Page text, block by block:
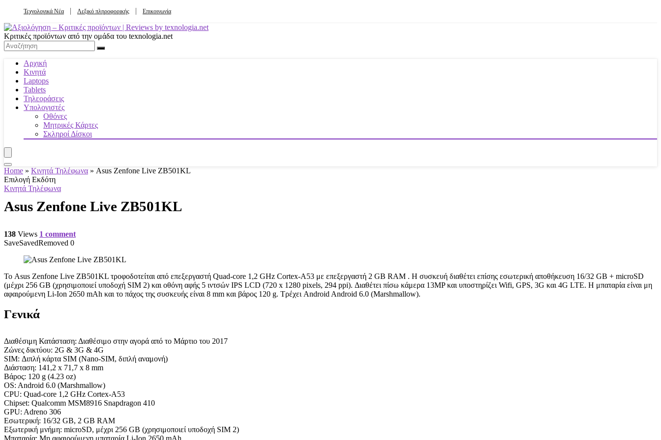
Τεχνολογικά Νέα Λεξικό πληροφορικής Επικοινωνία
Κριτικές προϊόντων από την ομάδα του texnologia.net
Αρχική
Κινητά
Laptops
Tablets
Τηλεοράσεις
Υπολογιστές
Οθόνες
Μητρικές Κάρτες
Σκληροί Δίσκοι
Home » Κινητά Τηλέφωνα » Asus Zenfone Live ZB501KL
Επιλογή Εκδότη
Κινητά Τηλέφωνα
Asus Zenfone Live ZB501KL
138 Views 1 comment
SaveSavedRemoved 0
Το Asus Zenfone Live ZB501KL τροφοδοτείται από επεξεργαστή Quad-core 1,2 GHz Cortex-A53 με επεξεργαστή 2 GB RAM . Η συσκευή διαθέτει επίσης εσωτερική αποθήκευση 16/32 GB + microSD
(μέχρι 256 GB (χρησιμοποιεί υποδοχή SIM 2) και οθόνη αφής 5 ιντσών IPS LCD (720 x 1280 pixels, 294 ppi). Διαθέτει πίσω κάμερα 13MP και υποστηρίζει Wifi, GPS, 3G και 4G LTE. Η μπαταρία είναι μη
αφαιρούμενη Li-Ion 2650 mAh και το πάχος της συσκευής είναι 8 mm και βάρος 120 g. Τρέχει Android Android 6.0 (Marshmallow).
Γενικά
Διαθέσιμη Κατάσταση: Διαθέσιμο στην αγορά από το Μάρτιο του 2017
Ζώνες δικτύου: 2G & 3G & 4G
SIM: Διπλή κάρτα SIM (Nano-SIM, διπλή αναμονή)
Διάσταση: 141,2 x 71,7 x 8 mm
Βάρος: 120 g (4.23 oz)
OS: Android 6.0 (Marshmallow)
CPU: Quad-core 1,2 GHz Cortex-A53
Chipset: Qualcomm MSM8916 Snapdragon 410
GPU: Adreno 306
Εσωτερική: 16/32 GB, 2 GB RAM
Εξωτερική μνήμη: microSD, μέχρι 256 GB (χρησιμοποιεί υποδοχή SIM 2)
Μπαταρία: Μη αφαιρούμενη μπαταρία Li-Ion 2650 mAh